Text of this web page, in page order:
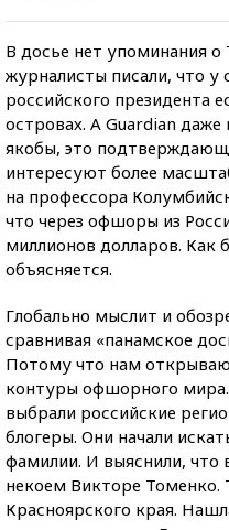
В досье нет упоминания
журналисты писали, что у
российского президента
островах. А Guardian
якобы, это
интересуют более
на профессора
что через офшоры из
миллионов долларов. Как
объясняется.
Глобально мыслит и
сравнивая «панамское
Потому что нам
контуры офшорного
выбрали российские
блогеры. Они начали
фамилии. И выяснили, что
некоем Викторе Томенко.
Красноярского края.